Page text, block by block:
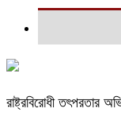
রাষ্ট্রবিরোধী তৎপরতার